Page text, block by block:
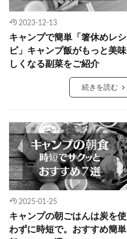
2023-12-13
キャンプで簡単「箸休めレシ
ピ」キャンプ飯がもっと美味
しくなる副菜をご紹介
続きを読む
2025-01-25
キャンプの朝ごはんは炭を使
わずに時短で。おすすめ簡単